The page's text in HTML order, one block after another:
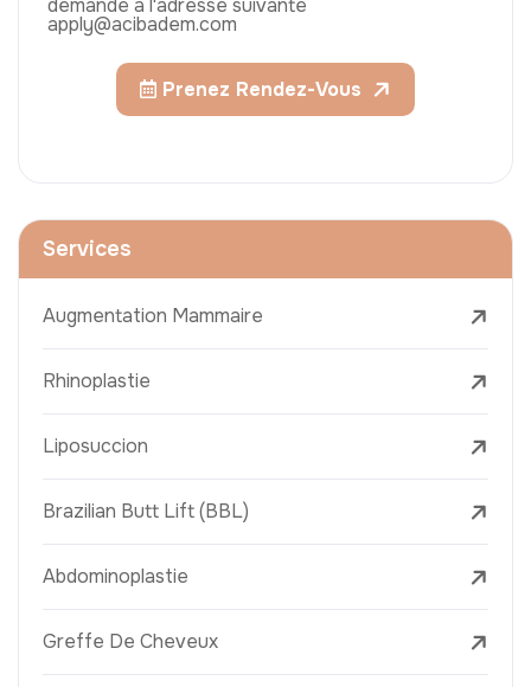
demande à l'adresse suivante
apply@acibadem.com
Prenez Rendez-Vous
Services
Augmentation Mammaire
Rhinoplastie
Liposuccion
Brazilian Butt Lift (BBL)
Abdominoplastie
Greffe De Cheveux